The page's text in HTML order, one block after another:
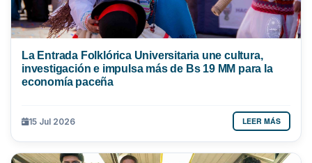
La Entrada Folklórica Universitaria une cultura,
investigación e impulsa más de Bs 19 MM para la
economía paceña
15 Jul 2026 LEER MÁS